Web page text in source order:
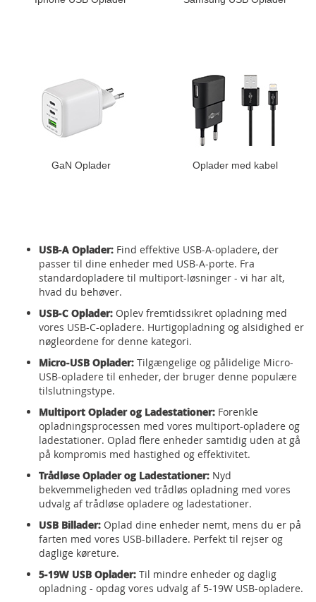
GaN Oplader Oplader med kabel
USB-A Oplader: Find effektive USB-A-opladere, der
passer til dine enheder med USB-A-porte. Fra
standardopladere til multiport-løsninger - vi har alt,
hvad du behøver.
USB-C Oplader: Oplev fremtidssikret opladning med
vores USB-C-opladere. Hurtigopladning og alsidighed er
nøgleordene for denne kategori.
Micro-USB Oplader: Tilgængelige og pålidelige Micro-
USB-opladere til enheder, der bruger denne populære
tilslutningstype.
Multiport Oplader og Ladestationer: Forenkle
opladningsprocessen med vores multiport-opladere og
ladestationer. Oplad flere enheder samtidig uden at gå
på kompromis med hastighed og effektivitet.
Trådløse Oplader og Ladestationer: Nyd
bekvemmeligheden ved trådløs opladning med vores
udvalg af trådløse opladere og ladestationer.
USB Billader: Oplad dine enheder nemt, mens du er på
farten med vores USB-billadere. Perfekt til rejser og
daglige køreture.
5-19W USB Oplader: Til mindre enheder og daglig
opladning - opdag vores udvalg af 5-19W USB-opladere.